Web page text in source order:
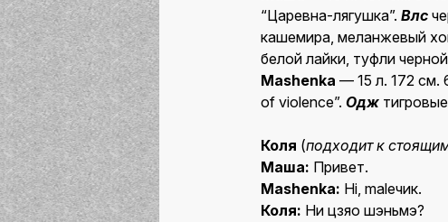
“Царевна-лягушка”. Влс
кашемира, меланжевый
белой лайки, туфли
Mashenka — 15 л. 172 см.
of violence”. Одж
Коля (подходит к
Маша: Привет.
Mashenka: Hi, maleчик.
Коля: Ни цзяо шэньмэ?